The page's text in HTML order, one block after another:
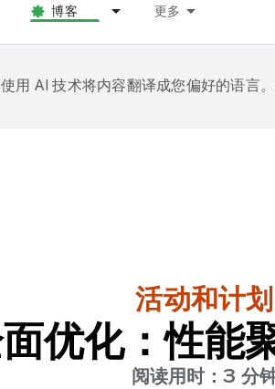
博客 更多
用 AI 技术将内容翻译成您偏好的语言。
活动和计划
优化：性能
阅读用时：3 分